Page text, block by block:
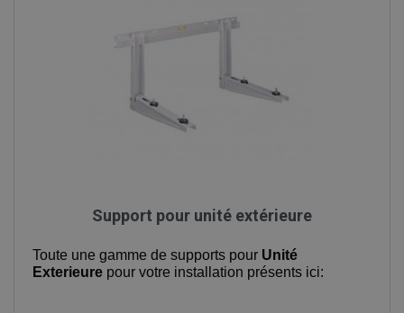
Support pour unité extérieure
Toute une gamme de supports pour Unité
Exterieure pour votre installation présents ici: